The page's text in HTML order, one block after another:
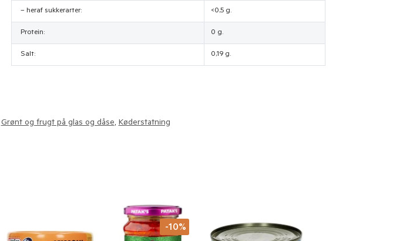
– heraf sukkerarter: <0,5 g.
Protein: 0 g.
Salt: 0,19 g.
Grønt og frugt på glas og dåse,Køderstatning
-10%